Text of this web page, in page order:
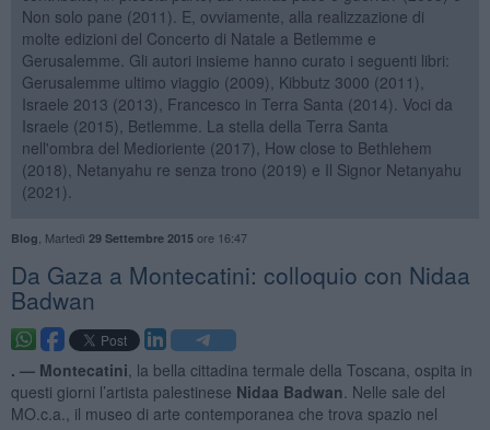
Non solo pane (2011). E, ovviamente, alla realizzazione di
molte edizioni del Concerto di Natale a Betlemme e
Gerusalemme. Gli autori insieme hanno curato i seguenti libri:
Gerusalemme ultimo viaggio (2009), Kibbutz 3000 (2011),
Israele 2013 (2013), Francesco in Terra Santa (2014). Voci da
Israele (2015), Betlemme. La stella della Terra Santa
nell'ombra del Medioriente (2017), How close to Bethlehem
(2018), Netanyahu re senza trono (2019) e Il Signor Netanyahu
(2021).
Blog Martedì 29 Settembre 2015ore 16:47
Da Gaza a Montecatini: colloquio con Nidaa
Badwan
. — Montecatini , la bella cittadina termale della Toscana, ospita in
questi giorni l’artista palestinese Nidaa Badwan . Nelle sale del
MO.c.a., il museo di arte contemporanea che trova spazio nel